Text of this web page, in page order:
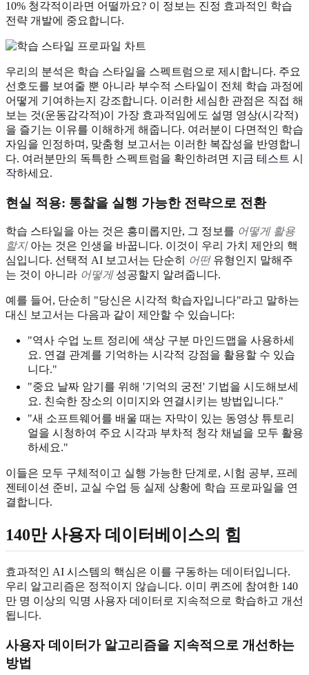
10% 청각적이라면 어떨까요? 이 정보는 진정 효과적인 학습
전략 개발에 중요합니다.
우리의 분석은 학습 스타일을 스펙트럼으로 제시합니다. 주요
선호도를 보여줄 뿐 아니라 부수적 스타일이 전체 학습 과정에
어떻게 기여하는지 강조합니다. 이러한 세심한 관점은 직접 해
보는 것(운동감각적)이 가장 효과적임에도 설명 영상(시각적)
을 즐기는 이유를 이해하게 해줍니다. 여러분이 다면적인 학습
자임을 인정하며, 맞춤형 보고서는 이러한 복잡성을 반영합니
다. 여러분만의 독특한 스펙트럼을 확인하려면 지금 테스트 시
작하세요.
현실 적용: 통찰을 실행 가능한 전략으로 전환
학습 스타일을 아는 것은 흥미롭지만, 그 정보를 어떻게 활용
할지아는 것은 인생을 바꿉니다. 이것이 우리 가치 제안의 핵
심입니다. 선택적 AI 보고서는 단순히
어떤유형인지 말해주
는 것이 아니라 어떻게성공할지 알려줍니다.
예를 들어, 단순히 "당신은 시각적 학습자입니다"라고 말하는
대신 보고서는 다음과 같이 제안할 수 있습니다:
"역사 수업 노트 정리에 색상 구분 마인드맵을 사용하세
요. 연결 관계를 기억하는 시각적 강점을 활용할 수 있습
니다."
"중요 날짜 암기를 위해 '기억의 궁전' 기법을 시도해보세
요. 친숙한 장소의 이미지와 연결시키는 방법입니다."
"새 소프트웨어를 배울 때는 자막이 있는 동영상 튜토리
얼을 시청하여 주요 시각과 부차적 청각 채널을 모두 활용
하세요."
이들은 모두 구체적이고 실행 가능한 단계로, 시험 공부, 프레
젠테이션 준비, 교실 수업 등 실제 상황에 학습 프로파일을 연
결합니다.
140만 사용자 데이터베이스의 힘
효과적인 AI 시스템의 핵심은 이를 구동하는 데이터입니다.
우리 알고리즘은 정적이지 않습니다. 이미 퀴즈에 참여한 140
만 명 이상의 익명 사용자 데이터로 지속적으로 학습하고 개선
됩니다.
사용자 데이터가 알고리즘을 지속적으로 개선하는
방법